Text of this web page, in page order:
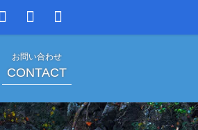
お問い合わせ
CONTACT